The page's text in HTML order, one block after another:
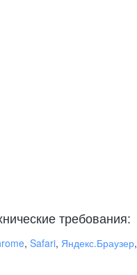
требования:
, Safari, Яндекс.Браузер,